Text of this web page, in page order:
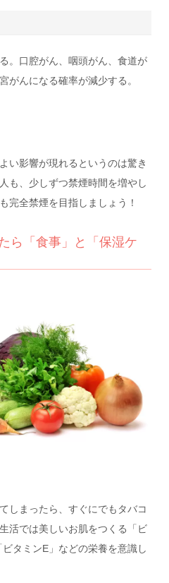
。口腔がん、咽頭がん、食道が
がんになる確率が減少する。
い影響が現れるというのは驚き
も、少しずつ禁煙時間を増やし
完全禁煙を目指しましょう！
ら「食事」と「保湿ケ
しまったら、すぐにでもタバコ
活では美しいお肌をつくる「ビ
タミンE」などの栄養を意識し